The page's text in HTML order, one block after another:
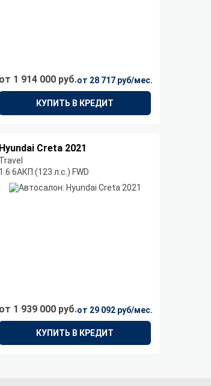
от 1 914 000 руб.от 28 717 руб/мес.
КУПИТЬ В КРЕДИТ
Hyundai Creta 2021
Travel
1.6 6AКП (123 л.с.) FWD
от 1 939 000 руб.от 29 092 руб/мес.
КУПИТЬ В КРЕДИТ